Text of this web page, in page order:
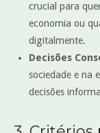
crucial para
economia ou
digitalmente.
Decisões
sociedade e na
decisões